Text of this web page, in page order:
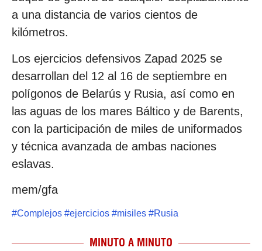
a una distancia de varios cientos de
kilómetros.
Los ejercicios defensivos Zapad 2025 se
desarrollan del 12 al 16 de septiembre en
polígonos de Belarús y Rusia, así como en
las aguas de los mares Báltico y de Barents,
con la participación de miles de uniformados
y técnica avanzada de ambas naciones
eslavas.
mem/gfa
#Complejos #ejercicios #misiles #Rusia
MINUTO A MINUTO